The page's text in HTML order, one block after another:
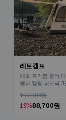
레토캠프
레토 육각돔 원터
쉘터 캠핑 피크닉 3
109,900원
19%88,700원